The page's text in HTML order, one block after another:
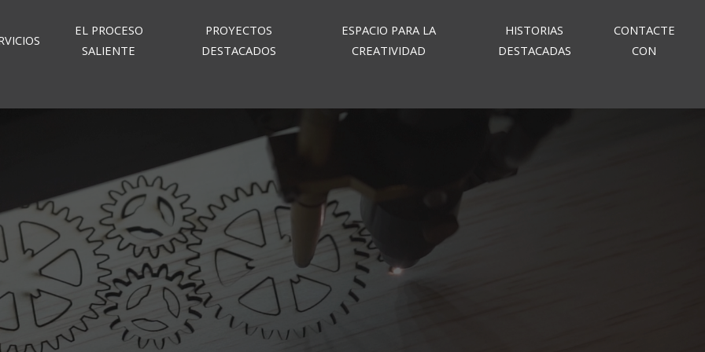
EL PROCESO
SALIENTE
PROYECTOS
DESTACADOS
ESPACIO PARA LA
CREATIVIDAD
HISTORIAS
DESTACADAS
CONTACTE
CON